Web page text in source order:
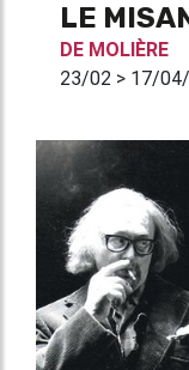
LE
DE MOLIÈRE
23/02 > 17/